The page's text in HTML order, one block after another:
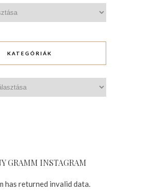
KATEGÓRIÁK
GRAMM INSTAGRAM
has returned invalid data.